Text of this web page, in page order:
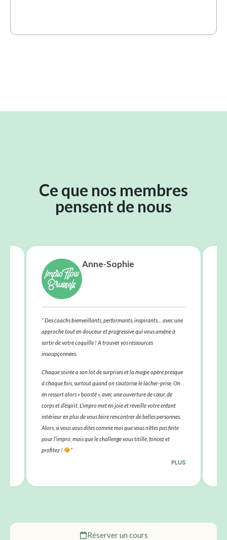
Ce que nos membres
pensent de nous
Anne-Sophie
“Des coachs bienveillants, performants, inspirants… avec une
approche tout en douceur et progressive qui vous amène à
sortir de votre coquille ! A trouver vos ressources
insoupçonnées.
Chaque soirée a son lot de surprises et la magie opère presque
à chaque fois, surtout quand on s’autorise le lâcher-prise. On
en ressort alors « boosté », avec une ouverture de cœur, de
corps et d’esprit. L’impro met en joie et réveille votre enfant
intérieur en plus de vous faire rencontrer de belles personnes.
Alors, si vous vous dites comme moi que vous n’êtes pas faite
pour l’impro, mais que le challenge vous titille, foncez et
profitez !
”
PLUS
Réserver un cours